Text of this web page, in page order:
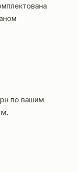
по вашим